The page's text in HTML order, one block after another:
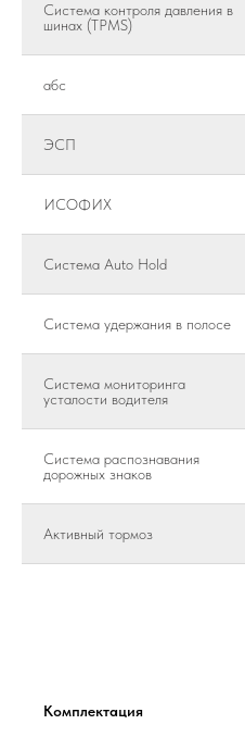
Система контроля давления в
шинах (TPMS)
абс
ЭСП
ИСОФИХ
Система Auto Hold
Система удержания в полосе
Система мониторинга
усталости водителя
Система распознавания
дорожных знаков
Активный тормоз
Комплектация